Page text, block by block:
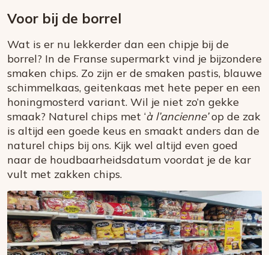
Voor bij de borrel
Wat is er nu lekkerder dan een chipje bij de
borrel? In de Franse supermarkt vind je bijzondere
smaken chips. Zo zijn er de smaken pastis, blauwe
schimmelkaas, geitenkaas met hete peper en een
honingmosterd variant. Wil je niet zo’n gekke
smaak? Naturel chips met ‘à l’ancienne’op de zak
is altijd een goede keus en smaakt anders dan de
naturel chips bij ons. Kijk wel altijd even goed
naar de houdbaarheidsdatum voordat je de kar
vult met zakken chips.